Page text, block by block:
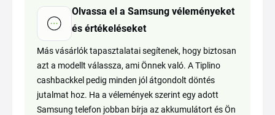
Olvassa el a Samsung véleményeket
és értékeléseket
Más vásárlók tapasztalatai segítenek, hogy biztosan
azt a modellt válassza, ami Önnek való. A Tiplino
cashbackkel pedig minden jól átgondolt döntés
jutalmat hoz. Ha a vélemények szerint egy adott
Samsung telefon jobban bírja az akkumulátort és Ön